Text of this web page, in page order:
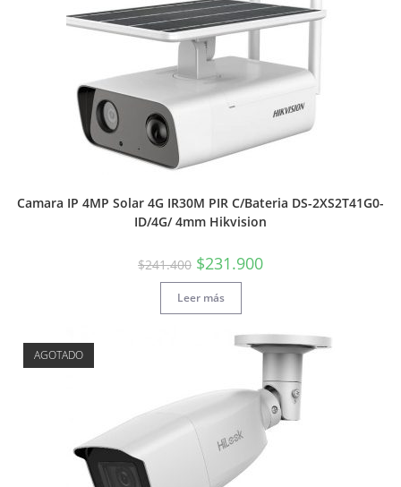
Camara IP 4MP Solar 4G IR30M PIR C/Bateria DS-2XS2T41G0-
ID/4G/ 4mm Hikvision
$241.400 $231.900
Leer más
AGOTADO